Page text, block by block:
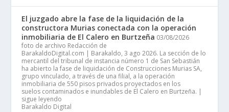
El juzgado abre la fase de la liquidación de la
constructora Murias conectada con la operación
inmobiliaria de El Calero en Burtzeña 03/08/2026
foto de archivo Redacción de
BarakaldoDigital.com | Barakaldo, 3 ago 2026. La sección de lo
mercantil del tribunal de instancia número 1 de San Sebastián
ha abierto la fase de liquidación de Construcciones Murias SA,
grupo vinculado, a través de una filial, a la operación
inmobiliaria de 550 pisos privados proyectados en los
suelos contaminados e inundables de El Calero en Burtzeña. |
sigue leyendo
Barakaldo Digital